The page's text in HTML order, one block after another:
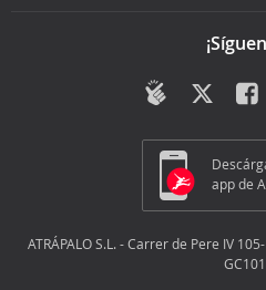
app de
ATRÁPALO S.L. - Carrer de Pere IV